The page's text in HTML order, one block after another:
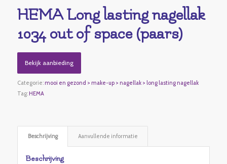
HEMA Long lasting nagellak
1034 out of space (paars)
Bekijk aanbieding
Categorie: mooi en gezond > make-up > nagellak > long lasting nagellak
Tag: HEMA
Beschrijving Aanvullende informatie
Beschrijving